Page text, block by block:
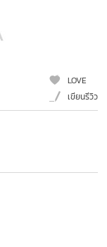
LOVE
เขียนรีวิว